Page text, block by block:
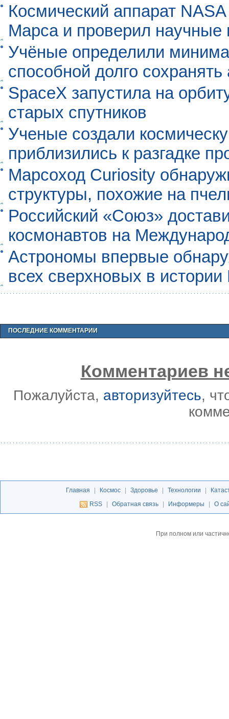
Космический аппарат
Марса и проверил научные
Учёные определили
способной долго
SpaceX запустила на
старых спутников
Ученые создали
приблизились к разгадке
Марсоход Curiosity
структуры, похожие на
Российский «Союз»
космонавтов на
Астрономы впервые
всех сверхновых в
ПОСЛЕДНИЕ КОММЕНТАРИИ
Комментариев
Пожалуйста, авторизуйтесь,
Главная Космос Здоровье Технологии
RSS
Обратная связь Информеры О
При полном или